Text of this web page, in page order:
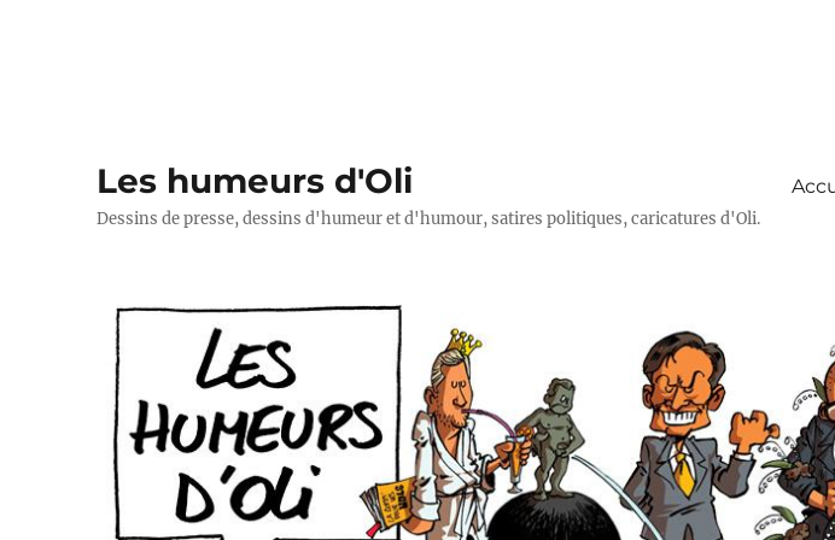
Les humeurs d'Oli
Dessins de presse, dessins d'humeur et d'humour, satires politiques, caricatures d'Oli.